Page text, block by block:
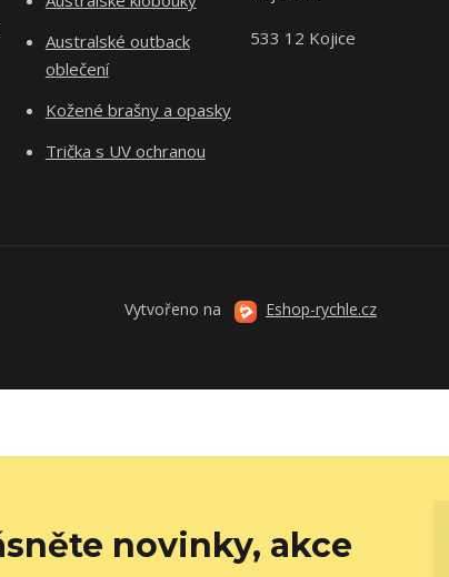
Australské outback
oblečení
Kožené brašny a opasky
Trička s UV ochranou
533 12 Kojice
Vytvořeno na Eshop-rychle.cz
novinky, akce